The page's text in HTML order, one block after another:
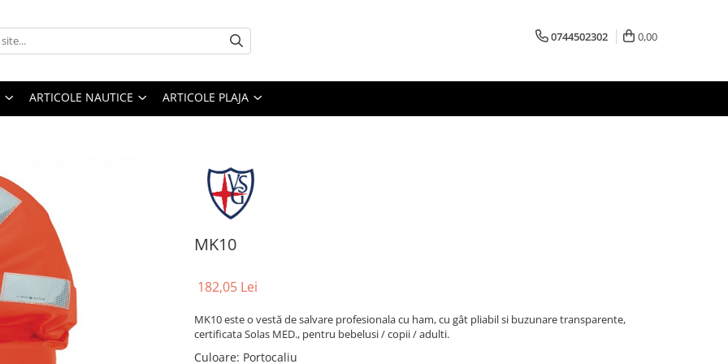
0744502302 0,00
ARTICOLE NAUTICE ARTICOLE PLAJA
MK10
182,05 Lei
MK10 este o vestă de salvare profesionala cu ham, cu gât pliabil si buzunare transparente,
certificata Solas MED., pentru bebelusi / copii / adulti.
Culoare: Portocaliu